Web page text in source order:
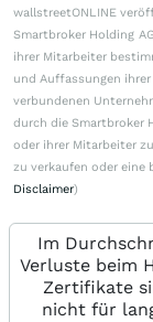
wallstreetONLINE
Smartbroker Holding
ihrer Mitarbeiter
und Auffassungen
verbundenen
durch die Smartbroker
oder ihrer Mitarbeiter
zu verkaufen oder eine
Disclaimer)
Im
Verluste beim
Zertifikate
nicht für